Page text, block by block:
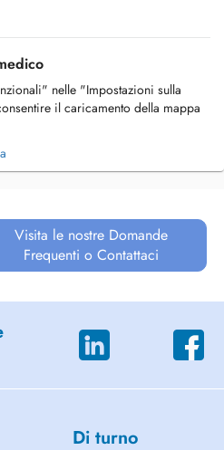
nelle "Impostazioni sulla
il caricamento della mappa
Visita le nostre Domande
Frequenti o Contattaci
Di turno